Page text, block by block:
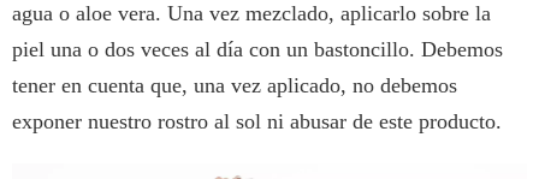
agua o aloe vera. Una vez mezclado, aplicarlo sobre la
piel una o dos veces al día con un bastoncillo. Debemos
tener en cuenta que, una vez aplicado, no debemos
exponer nuestro rostro al sol ni abusar de este producto.